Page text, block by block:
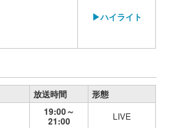
▶ハイライト
放送時間 形態
19:00～
21:00
LIVE